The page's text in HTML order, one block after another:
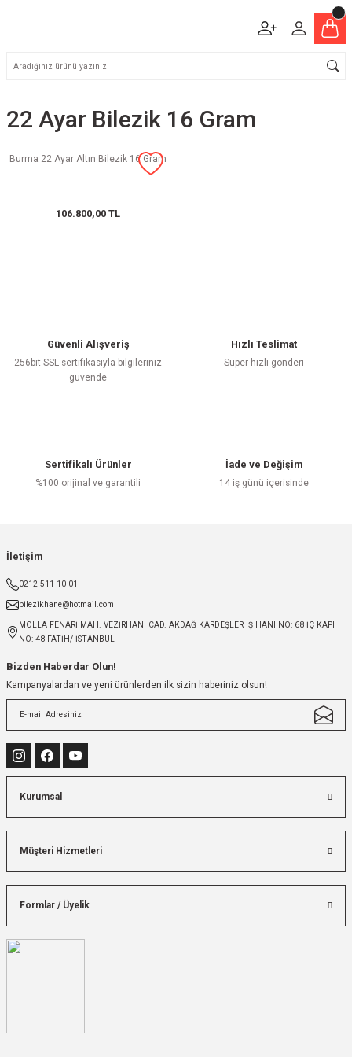
22 Ayar Bilezik 16 Gram
Burma 22 Ayar Altın Bilezik 16 Gram
106.800,00 TL
Güvenli Alışveriş
256bit SSL sertifikasıyla bilgileriniz
güvende
Hızlı Teslimat
Süper hızlı gönderi
Sertifikalı Ürünler
%100 orijinal ve garantili
İade ve Değişim
14 iş günü içerisinde
İletişim
0212 511 10 01
bilezikhane@hotmail.com
MOLLA FENARİ MAH. VEZİRHANI CAD. AKDAĞ KARDEŞLER IŞ HANI NO: 68 İÇ KAPI
NO: 48 FATİH/ İSTANBUL
Bizden Haberdar Olun!
Kampanyalardan ve yeni ürünlerden ilk sizin haberiniz olsun!
Kurumsal
Müşteri Hizmetleri
Formlar / Üyelik